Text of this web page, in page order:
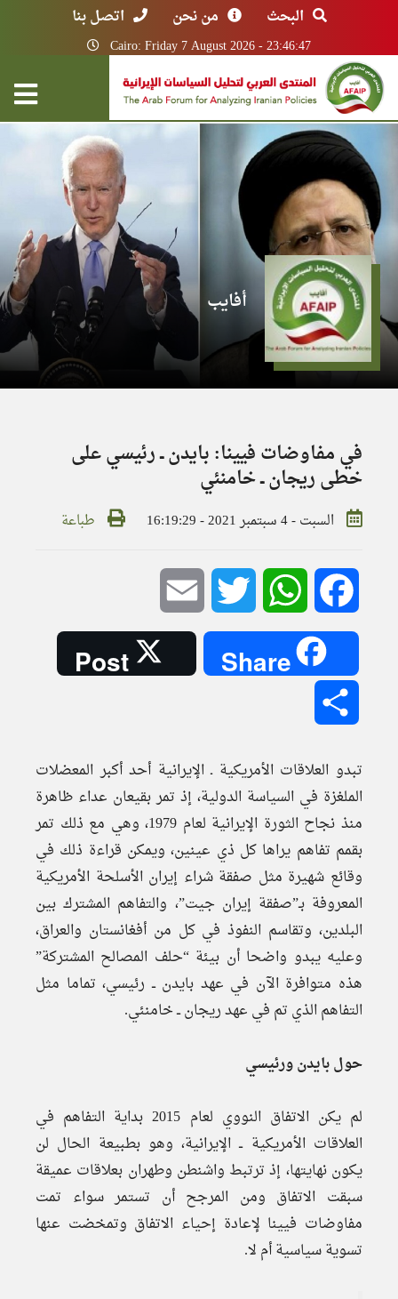
البحث من نحن اتصل بنا
Cairo: Friday 7 August 2026 - 23:46:47
أفايب
في مفاوضات فيينا: بايدن ــ رئيسي على
خطى ريجان ــ خامنئي
السبت - 4 سبتمبر 2021 - 16:19:29 طباعة
Facebook
WhatsApp
Twitter
Share
Post
تبدو العلاقات الأمريكية ـ الإيرانية أحد أكبر المعضلات
الملغزة في السياسة الدولية، إذ تمر بقيعان عداء ظاهرة
منذ نجاح الثورة الإيرانية لعام 1979، وهي مع ذلك تمر
بقمم تفاهم يراها كل ذي عينين، ويمكن قراءة ذلك في
وقائع شهيرة مثل صفقة شراء إيران الأسلحة الأمريكية
المعروفة بـ”صفقة إيران جيت”، والتفاهم المشترك بين
البلدين، وتقاسم النفوذ في كل من أفغانستان والعراق،
وعليه يبدو واضحا أن بيئة “حلف المصالح المشتركة”
هذه متوافرة الآن في عهد بايدن ــ رئيسي، تماما مثل
التفاهم الذي تم في عهد ريجان ــ خامنئي.
حول بايدن ورئيسي
لم يكن الاتفاق النووي لعام 2015 بداية التفاهم في
العلاقات الأمريكية ــ الإيرانية، وهو بطبيعة الحال لن
يكون نهايتها، إذ ترتبط واشنطن وطهران بعلاقات عميقة
سبقت الاتفاق ومن المرجح أن تستمر سواء تمت
مفاوضات فيينا لإعادة إحياء الاتفاق وتمخضت عنها
تسوية سياسية أم لا.